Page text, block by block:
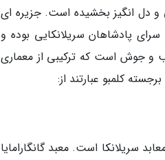
و دل انگیز بخشیده است. جزیره ای
پادشاهان سریلانکایی بوده و
و جوش است که ترکیبی از معماری
کلمبو عبارتند از:
سریلانکا است. معبد گانگارامایا